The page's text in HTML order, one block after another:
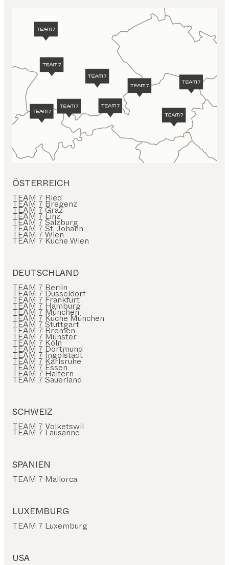
ÖSTERREICH
TEAM 7 Ried
TEAM 7 Bregenz
TEAM 7 Graz
TEAM 7 Linz
TEAM 7 Salzburg
TEAM 7 St. Johann
TEAM 7 Wien
TEAM 7 Küche Wien
DEUTSCHLAND
TEAM 7 Berlin
TEAM 7 Düsseldorf
TEAM 7 Frankfurt
TEAM 7 Hamburg
TEAM 7 München
TEAM 7 Küche München
TEAM 7 Stuttgart
TEAM 7 Bremen
TEAM 7 Münster
TEAM 7 Köln
TEAM 7 Dortmund
TEAM 7 Ingolstadt
TEAM 7 Karlsruhe
TEAM 7 Essen
TEAM 7 Haltern
TEAM 7 Sauerland
SCHWEIZ
TEAM 7 Volketswil
TEAM 7 Lausanne
SPANIEN
TEAM 7 Mallorca
LUXEMBURG
TEAM 7 Luxemburg
USA